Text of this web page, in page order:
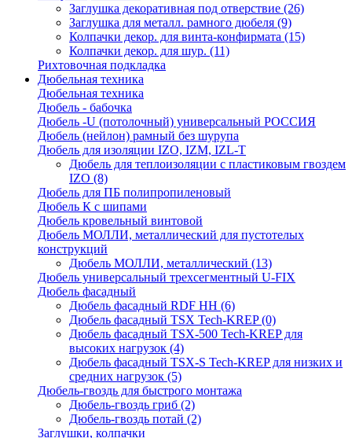
Заглушка декоративная под отверствие (26)
Заглушка для металл. рамного дюбеля (9)
Колпачки декор. для винта-конфирмата (15)
Колпачки декор. для шур. (11)
Рихтовочная подкладка
Дюбельная техника
Дюбельная техника
Дюбель - бабочка
Дюбель -U (потолочный) универсальный РОССИЯ
Дюбель (нейлон) рамный без шурупа
Дюбель для изоляции IZO, IZM, IZL-T
Дюбель для теплоизоляции с пластиковым гвоздем
IZO (8)
Дюбель для ПБ полипропиленовый
Дюбель К с шипами
Дюбель кровельный винтовой
Дюбель МОЛЛИ, металлический для пустотелых
конструкций
Дюбель МОЛЛИ, металлический (13)
Дюбель универсальный трехсегментный U-FIX
Дюбель фасадный
Дюбель фасадный RDF НН (6)
Дюбель фасадный TSX Tech-KREP(0)
Дюбель фасадный TSX-500 Tech-KREP для
высоких нагрузок (4)
Дюбель фасадный TSX-S Tech-KREP для низких и
средних нагрузок (5)
Дюбель-гвоздь для быстрого монтажа
Дюбель-гвоздь гриб (2)
Дюбель-гвоздь потай (2)
Заглушки, колпачки